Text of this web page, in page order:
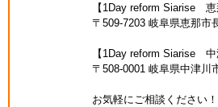
【1Day reform Siarise 恵
〒509-7203 岐阜県恵那市
【1Day reform Siarise 中
〒508-0001 岐阜県中津川
お気軽にご相談ください！